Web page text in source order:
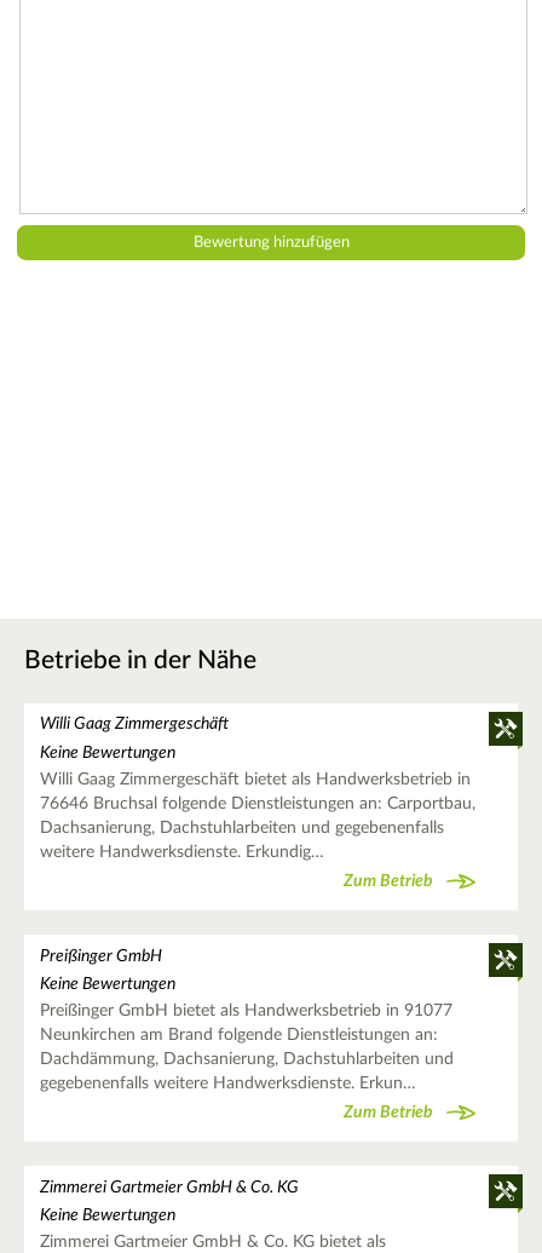
Betriebe in der Nähe
Willi Gaag Zimmergeschäft
Keine Bewertungen
Willi Gaag Zimmergeschäft bietet als Handwerksbetrieb in
76646 Bruchsal folgende Dienstleistungen an: Carportbau,
Dachsanierung, Dachstuhlarbeiten und gegebenenfalls
weitere Handwerksdienste. Erkundig…
Zum Betrieb
Preißinger GmbH
Keine Bewertungen
Preißinger GmbH bietet als Handwerksbetrieb in 91077
Neunkirchen am Brand folgende Dienstleistungen an:
Dachdämmung, Dachsanierung, Dachstuhlarbeiten und
gegebenenfalls weitere Handwerksdienste. Erkun…
Zum Betrieb
Zimmerei Gartmeier GmbH & Co. KG
Keine Bewertungen
Zimmerei Gartmeier GmbH & Co. KG bietet als